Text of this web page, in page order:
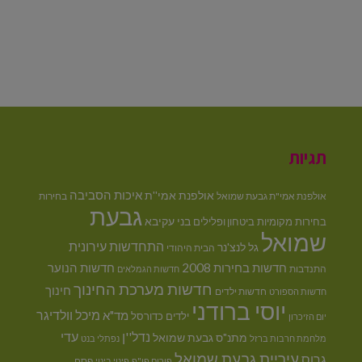
תגיות
אולפנת אמי"ת גבעת שמואל אולפנת אמי''תאיכות הסביבה בחירות
בחירות מקומיות ביטחון ופלילים בני עקיבא גבעת
שמואל גל לנצ'נר הבית היהודי התחדשות עירונית
התנדבות חדשות בחירות 2008 חדשות הגמלאים חדשות הנוער
חדשות הספורט חדשות ילדים חדשות מערכת החינוך חינוך
יום הזיכרון יוסי ברודני ילדים כדורסל מד"א מיכל וולדיגר
מלחמת חרבות ברזל מתנ"ס גבעת שמואל נדל''ן נפתלי בנט עדי